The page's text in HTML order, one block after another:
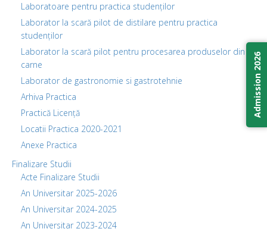
Laboratoare pentru practica studenților
Laborator la scară pilot de distilare pentru practica
studenților
Laborator la scară pilot pentru procesarea produselor din
carne
Laborator de gastronomie si gastrotehnie
Arhiva Practica
Practică Licență
Locatii Practica 2020-2021
Anexe Practica
Finalizare Studii
Acte Finalizare Studii
An Universitar 2025-2026
An Universitar 2024-2025
An Universitar 2023-2024
Admission 2026